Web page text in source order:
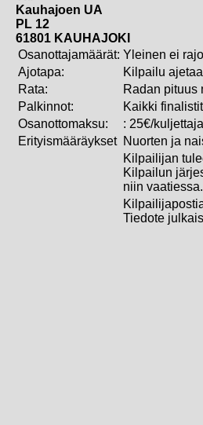
Kauhajoen UA
PL 12
61801 KAUHAJOKI
Osanottajamäärät: Yleinen ei
Ajotapa:
Kilpailu
Rata:
Radan pituus
Palkinnot:
Kaikki
Osanottomaksu:
: 25€/
Erityismääräykset Nuorten ja
Kilpailijan
Kilpailun
niin vaatiessa.
Tiedote